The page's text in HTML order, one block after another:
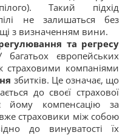
Такий підхід
не залишаться без
з визначенням вини.
та регресу
багатьох європейських
страховими компаніями
збитків. Це означає, що
до своєї страхової
йому компенсацію за
страховики між собою
до винуватості їх